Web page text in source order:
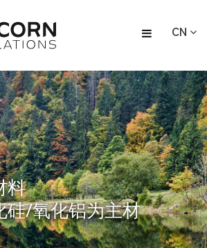
CN
料
硅/氧化铝为主材